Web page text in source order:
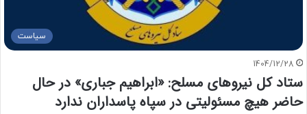
سیاست
1404/12/28
ستاد کل نیروهای مسلح: «ابراهیم جباری» در حال
حاضر هیچ مسئولیتی در سپاه پاسداران ندارد